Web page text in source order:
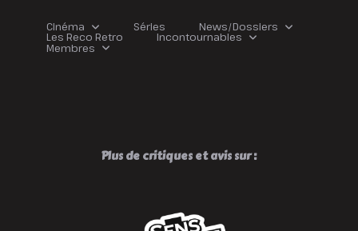
Cinéma Séries News/Dossiers
Les Reco Retro Incontournables
Membres
Plus de critiques et avis sur :